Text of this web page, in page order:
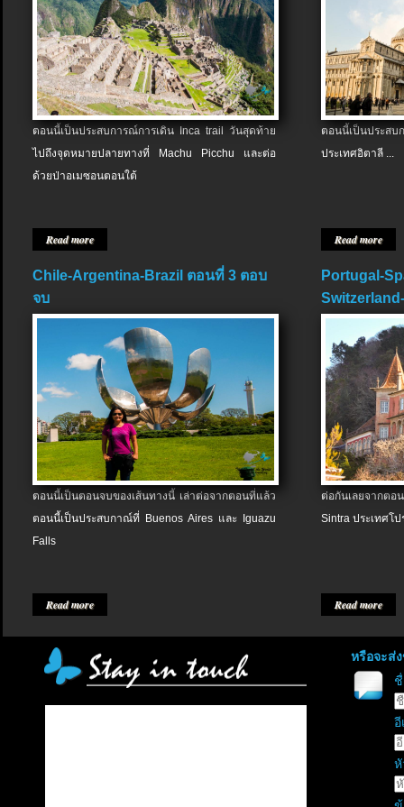
ตอนนี้เป็นประสบการณ์การเดิน Inca trail วันสุดท้าย
ไปถึงจุดหมายปลายทางที่ Machu Picchu และต่อ
ด้วยป่าอเมซอนตอนใต้
Read more
ตอนนี้เป็นประส
ประเทศอิตาลี ...
Read more
Chile-Argentina-Brazil ตอนที่ 3 ตอบ
จบ
ตอนนี้เป็นตอนจบของเส้นทางนี้ เล่าต่อจากตอนที่แล้ว
ตอนนี้เป็นประสบกาณ์ที่ Buenos Aires และ Iguazu
Falls
Read more
Portugal-
ต่อกันเลยจากต
Sintra ประเทศโป
Read more
หรือจะส่
อี
หั